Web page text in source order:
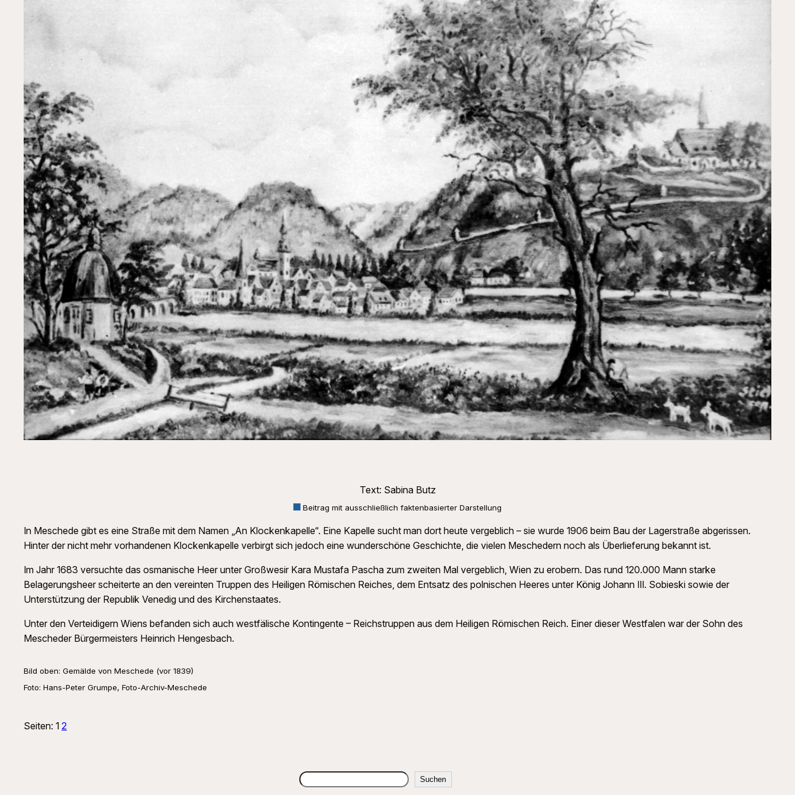
Text: Sabina Butz
Beitrag mit ausschließlich faktenbasierter Darstellung
In Meschede gibt es eine Straße mit dem Namen „An Klockenkapelle“. Eine Kapelle sucht man dort heute vergeblich – sie wurde 1906 beim Bau der Lagerstraße abgerissen.
Hinter der nicht mehr vorhandenen Klockenkapelle verbirgt sich jedoch eine wunderschöne Geschichte, die vielen Meschedern noch als Überlieferung bekannt ist.
Im Jahr 1683 versuchte das osmanische Heer unter Großwesir Kara Mustafa Pascha zum zweiten Mal vergeblich, Wien zu erobern. Das rund 120.000 Mann starke
Belagerungsheer scheiterte an den vereinten Truppen des Heiligen Römischen Reiches, dem Entsatz des polnischen Heeres unter König Johann III. Sobieski sowie der
Unterstützung der Republik Venedig und des Kirchenstaates.
Unter den Verteidigern Wiens befanden sich auch westfälische Kontingente – Reichstruppen aus dem Heiligen Römischen Reich. Einer dieser Westfalen war der Sohn des
Mescheder Bürgermeisters Heinrich Hengesbach.
Bild oben: Gemälde von Meschede (vor 1839)
Foto: Hans-Peter Grumpe, Foto-Archiv-Meschede
Seiten: 1 2
Suchen